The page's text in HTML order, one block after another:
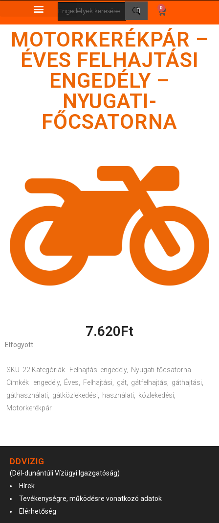
0
MOTORKERÉKPÁR –
ÉVES FELHAJTÁSI
ENGEDÉLY –
NYUGATI-
FŐCSATORNA
7.620Ft
Elfogyott
SKU 22 Kategóriák Felhajtási engedély, Nyugati-főcsatorna
Címkék
engedély, Éves, Felhajtási, gát, gátfelhajtás, gáthajtási,
gáthasználati, gátközlekedési, használati, közlekedési,
Motorkerékpár
DDVIZIG
(Dél-dunántúli Vízügyi Igazgatóság)
Hírek
Tevékenységre, működésre vonatkozó adatok
Elérhetőség